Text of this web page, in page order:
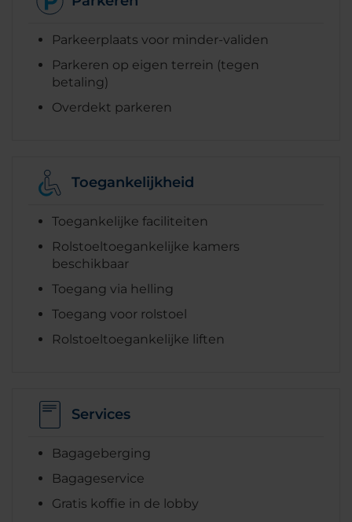
Parkeerplaats voor minder-validen
Parkeren op eigen terrein (tegen
betaling)
Overdekt parkeren
Toegankelijkheid
Toegankelijke faciliteiten
Rolstoeltoegankelijke kamers
beschikbaar
Toegang via helling
Toegang voor rolstoel
Rolstoeltoegankelijke liften
Services
Bagageberging
Bagageservice
Gratis koffie in de lobby